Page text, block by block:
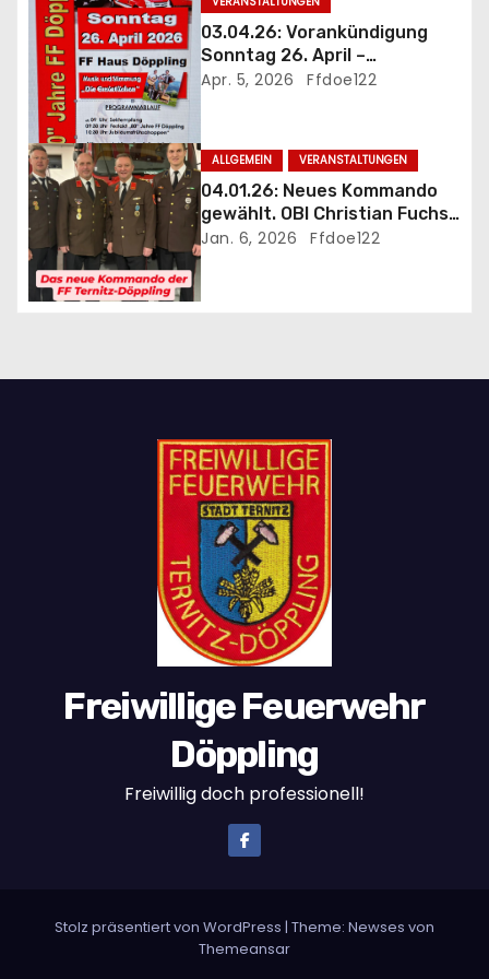
a
t
i
o
n
03.04.26: Vorankündigung
Sonntag 26. April –
Jubiläumsfrühschoppen 80
Apr. 5, 2026 Ffdoe122
ALLGEMEIN VERANSTALTUNGEN
04.01.26: Neues Kommando
gewählt. OBI Christian Fuchs
als Kommandant bestätigt
Jan. 6, 2026 Ffdoe122
Freiwillige Feuerwehr
Döppling
Freiwillig doch professionell!
Stolz präsentiert von WordPress | Theme: Newses von
Themeansar